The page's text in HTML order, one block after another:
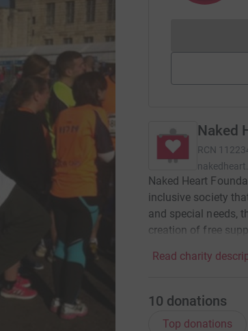
Naked
RCN
Naked Heart
inclusive society
and special needs,
creation of free
Read charity
10 donations
Top donations